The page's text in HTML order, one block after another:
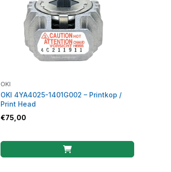
OKI
OKI 4YA4025-1401G002 – Printkop /
Print Head
€75,00